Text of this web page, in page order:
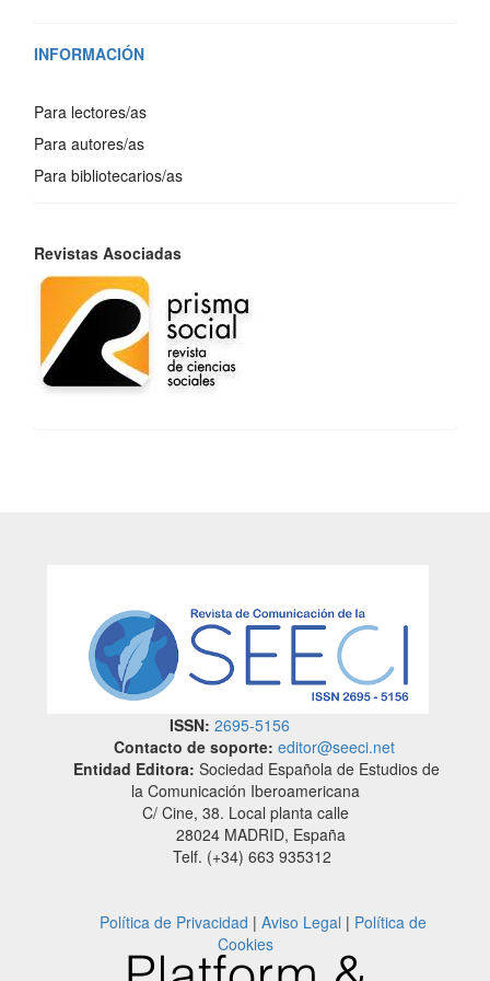
INFORMACIÓN
Para lectores/as
Para autores/as
Para bibliotecarios/as
Revistas Asociadas
ISSN: 2695-5156
Contacto de soporte: editor@seeci.net
Entidad Editora: Sociedad Española de Estudios de
la Comunicación Iberoamericana
C/ Cine, 38. Local planta calle
28024 MADRID, España
Telf. (+34) 663 935312
Política de Privacidad | Aviso Legal | Política de
Cookies